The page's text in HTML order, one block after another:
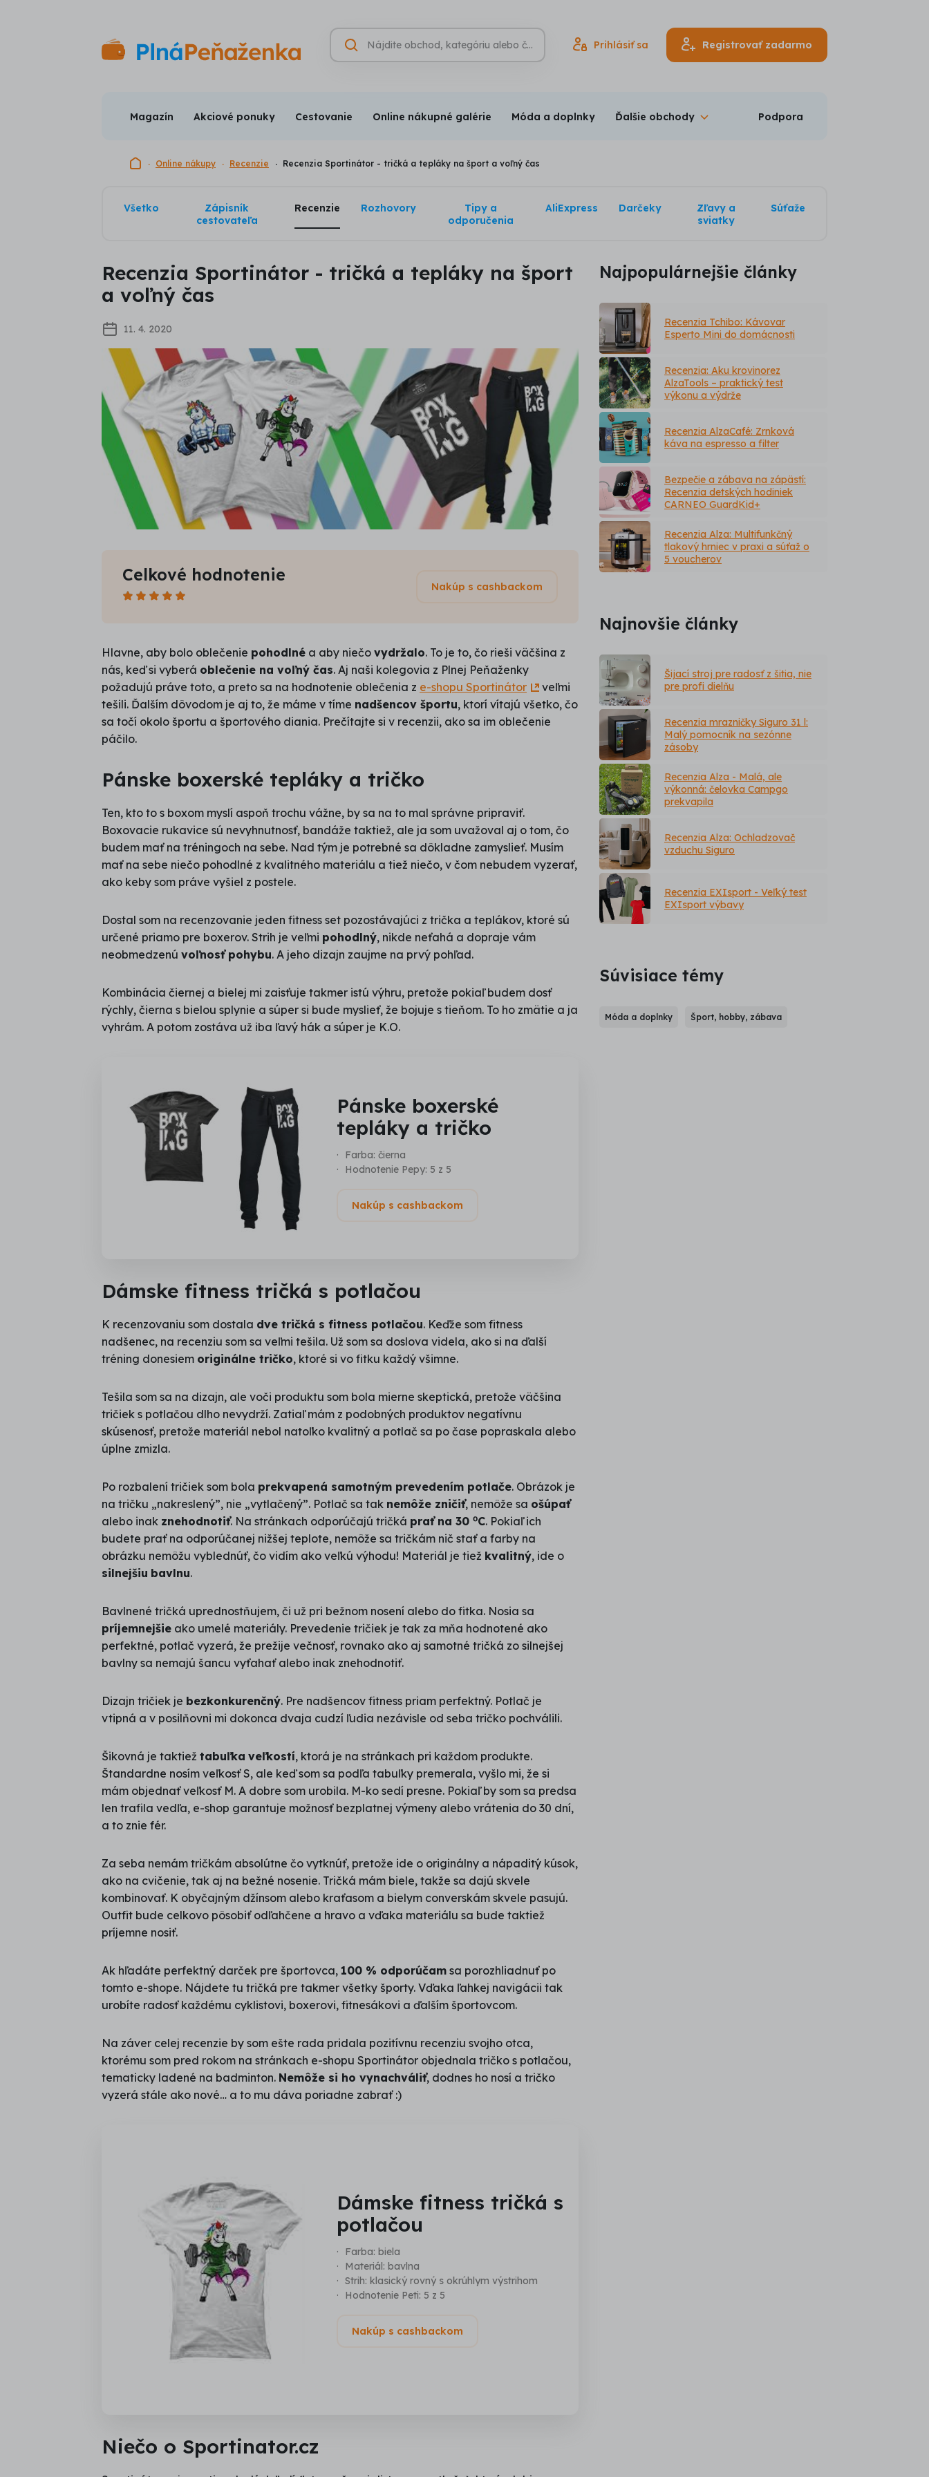
Vyhľadávanie
Hľadať Prihlásiť sa Registrovať zadarmo
Magazín Akciové ponuky Cestovanie Online nákupné galérie Móda a doplnky Ďalšie obchody Podpora
Domovská stránka
Online nákupy Recenzie Recenzia Sportinátor - tričká a tepláky na šport a voľný čas
Všetko
Zápisník
cestovateľa
Recenzie Rozhovory
Tipy a
odporučenia
AliExpress Darčeky
Zľavy a
sviatky
Súťaže
Recenzia Sportinátor - tričká a tepláky na šport
a voľný čas
11. 4. 2020
Celkové hodnotenie
/
5
Nakúp s cashbackom
Hlavne, aby bolo oblečenie pohodlné a aby niečo vydržalo. To je to, čo rieši väčšina z
nás, keď si vyberá oblečenie na voľný čas. Aj naši kolegovia z Plnej Peňaženky
požadujú práve toto, a preto sa na hodnotenie oblečenia z e-shopu Sportinátor
veľmi
tešili. Ďalším dôvodom je aj to, že máme v tíme nadšencov športu, ktorí vítajú všetko, čo
sa točí okolo športu a športového diania. Prečítajte si v recenzii, ako sa im oblečenie
páčilo.
Pánske boxerské tepláky a tričko
Ten, kto to s boxom myslí aspoň trochu vážne, by sa na to mal správne pripraviť.
Boxovacie rukavice sú nevyhnutnosť, bandáže taktiež, ale ja som uvažoval aj o tom, čo
budem mať na tréningoch na sebe. Nad tým je potrebné sa dôkladne zamyslieť. Musím
mať na sebe niečo pohodlné z kvalitného materiálu a tiež niečo, v čom nebudem vyzerať,
ako keby som práve vyšiel z postele.
Dostal som na recenzovanie jeden fitness set pozostávajúci z trička a teplákov, ktoré sú
určené priamo pre boxerov. Strih je veľmi pohodlný, nikde neťahá a dopraje vám
neobmedzenú voľnosť pohybu. A jeho dizajn zaujme na prvý pohľad.
Kombinácia čiernej a bielej mi zaisťuje takmer istú výhru, pretože pokiaľ budem dosť
rýchly, čierna s bielou splynie a súper si bude myslieť, že bojuje s tieňom. To ho zmätie a ja
vyhrám. A potom zostáva už iba ľavý hák a súper je K.O.
Pánske boxerské
tepláky a tričko
Farba: čierna
Hodnotenie Pepy: 5 z 5
Nakúp s cashbackom
Dámske fitness tričká s potlačou
K recenzovaniu som dostala dve tričká s fitness potlačou. Keďže som fitness
nadšenec, na recenziu som sa veľmi tešila. Už som sa doslova videla, ako si na ďalší
tréning donesiem originálne tričko, ktoré si vo fitku každý všimne.
Tešila som sa na dizajn, ale voči produktu som bola mierne skeptická, pretože väčšina
tričiek s potlačou dlho nevydrží. Zatiaľ mám z podobných produktov negatívnu
skúsenosť, pretože materiál nebol natoľko kvalitný a potlač sa po čase popraskala alebo
úplne zmizla.
Po rozbalení tričiek som bola prekvapená samotným prevedením potlače. Obrázok je
na tričku „nakreslený”, nie „vytlačený”. Potlač sa tak nemôže zničiť, nemôže sa ošúpať
alebo inak znehodnotiť. Na stránkach odporúčajú tričká prať na 30 ⁰C. Pokiaľ ich
budete prať na odporúčanej nižšej teplote, nemôže sa tričkám nič stať a farby na
obrázku nemôžu vyblednúť, čo vidím ako veľkú výhodu! Materiál je tiež kvalitný, ide o
silnejšiu bavlnu.
Bavlnené tričká uprednostňujem, či už pri bežnom nosení alebo do fitka. Nosia sa
príjemnejšie ako umelé materiály. Prevedenie tričiek je tak za mňa hodnotené ako
perfektné, potlač vyzerá, že prežije večnosť, rovnako ako aj samotné tričká zo silnejšej
bavlny sa nemajú šancu vyťahať alebo inak znehodnotiť.
Dizajn tričiek je bezkonkurenčný. Pre nadšencov fitness priam perfektný. Potlač je
vtipná a v posilňovni mi dokonca dvaja cudzí ľudia nezávisle od seba tričko pochválili.
Šikovná je taktiež tabuľka veľkostí, ktorá je na stránkach pri každom produkte.
Štandardne nosím veľkosť S, ale keď som sa podľa tabuľky premerala, vyšlo mi, že si
mám objednať veľkosť M. A dobre som urobila. M-ko sedí presne. Pokiaľ by som sa predsa
len trafila vedľa, e-shop garantuje možnosť bezplatnej výmeny alebo vrátenia do 30 dní,
a to znie fér.
Za seba nemám tričkám absolútne čo vytknúť, pretože ide o originálny a nápaditý kúsok,
ako na cvičenie, tak aj na bežné nosenie. Tričká mám biele, takže sa dajú skvele
kombinovať. K obyčajným džínsom alebo kraťasom a bielym converskám skvele pasujú.
Outfit bude celkovo pôsobiť odľahčene a hravo a vďaka materiálu sa bude taktiež
príjemne nosiť.
Ak hľadáte perfektný darček pre športovca, 100 % odporúčam sa porozhliadnuť po
tomto e-shope. Nájdete tu tričká pre takmer všetky športy. Vďaka ľahkej navigácii tak
urobíte radosť každému cyklistovi, boxerovi, fitnesákovi a ďalším športovcom.
Na záver celej recenzie by som ešte rada pridala pozitívnu recenziu svojho otca,
ktorému som pred rokom na stránkach e-shopu Sportinátor objednala tričko s potlačou,
tematicky ladené na badminton. Nemôže si ho vynachváliť, dodnes ho nosí a tričko
vyzerá stále ako nové… a to mu dáva poriadne zabrať :)
Dámske fitness tričká s
potlačou
Farba: biela
Materiál: bavlna
Strih: klasický rovný s okrúhlym výstrihom
Hodnotenie Peti: 5 z 5
Nakúp s cashbackom
Niečo o Sportinator.cz
Najpopulárnejšie články
Recenzia Tchibo: Kávovar
Esperto Mini do domácnosti
Recenzia: Aku krovinorez
AlzaTools – praktický test
výkonu a výdrže
Recenzia AlzaCafé: Zrnková
káva na espresso a filter
Bezpečie a zábava na zápästí:
Recenzia detských hodiniek
CARNEO GuardKid+
Recenzia Alza: Multifunkčný
tlakový hrniec v praxi a súťaž o
5 voucherov
Najnovšie články
Šijací stroj pre radosť z šitia, nie
pre profi dielňu
Recenzia mrazničky Siguro 31 l:
Malý pomocník na sezónne
zásoby
Recenzia Alza - Malá, ale
výkonná: čelovka Campgo
prekvapila
Recenzia Alza: Ochladzovač
vzduchu Siguro
Recenzia EXIsport - Veľký test
EXIsport výbavy
Súvisiace témy
Móda a doplnky Šport, hobby, zábava